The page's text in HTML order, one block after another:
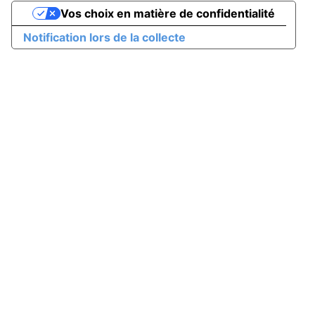
Notification lors de la collecte
Vos choix en matière de confidentialité